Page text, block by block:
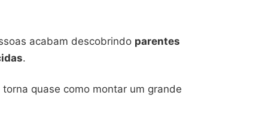
acabam descobrindo parentes
.
quase como montar um grande